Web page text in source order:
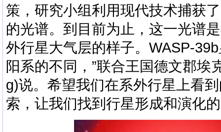
策，研究小组利用现代技术捕获
的光谱。到目前为止，这一光谱
外行星大气层的样子。WASP-
阳系的不同，”联合王国德文郡埃
g)说。希望我们在系外行星上看
索，让我们找到行星形成和演化